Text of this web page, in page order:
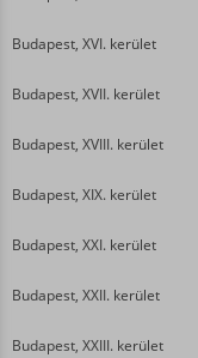
Budapest, XVI. kerület
Budapest, XVII. kerület
Budapest, XVIII. kerület
Budapest, XIX. kerület
Budapest, XXI. kerület
Budapest, XXII. kerület
Budapest, XXIII. kerület